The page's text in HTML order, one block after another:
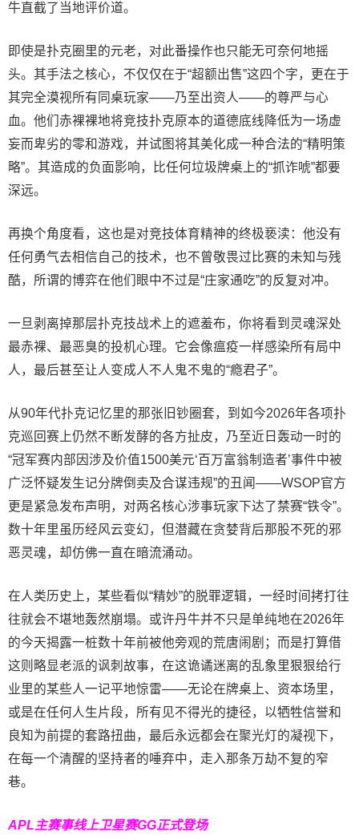
牛直截了当地评价道。
即使是扑克圈里的元老，对此番操作也只能无可奈何地摇
头。其手法之核心，不仅仅在于“超额出售”这四个字，更在于
其完全漠视所有同桌玩家——乃至出资人——的尊严与心
血。他们赤裸裸地将竞技扑克原本的道德底线降低为一场虚
妄而卑劣的零和游戏，并试图将其美化成一种合法的“精明策
略”。其造成的负面影响，比任何垃圾牌桌上的“抓诈唬”都要
深远。
再换个角度看，这也是对竞技体育精神的终极亵渎：他没有
任何勇气去相信自己的技术，也不曾敬畏过比赛的未知与残
酷，所谓的博弈在他们眼中不过是“庄家通吃”的反复对冲。
一旦剥离掉那层扑克技战术上的遮羞布，你将看到灵魂深处
最赤裸、最恶臭的投机心理。它会像瘟疫一样感染所有局中
人，最后甚至让人变成人不人鬼不鬼的“瘾君子”。
从90年代扑克记忆里的那张旧钞圈套，到如今2026年各项扑
克巡回赛上仍然不断发酵的各方扯皮，乃至近日轰动一时的
“冠军赛内部因涉及价值1500美元‘百万富翁制造者’事件中被
广泛怀疑发生记分牌倒卖及合谋违规”的丑闻——WSOP官方
更是紧急发布声明，对两名核心涉事玩家下达了禁赛“铁令”。
数十年里虽历经风云变幻，但潜藏在贪婪背后那股不死的邪
恶灵魂，却仿佛一直在暗流涌动。
在人类历史上，某些看似“精妙”的脱罪逻辑，一经时间拷打往
往就会不堪地轰然崩塌。或许丹牛并不只是单纯地在2026年
的今天揭露一桩数十年前被他旁观的荒唐闹剧；而是打算借
这则略显老派的讽刺故事，在这诡谲迷离的乱象里狠狠给行
业里的某些人一记平地惊雷——无论在牌桌上、资本场里，
或是在任何人生片段，所有见不得光的捷径，以牺牲信誉和
良知为前提的套路扭曲，最后永远都会在聚光灯的凝视下，
在每一个清醒的坚持者的唾弃中，走入那条万劫不复的窄
巷。
APL主赛事线上卫星赛GG正式登场